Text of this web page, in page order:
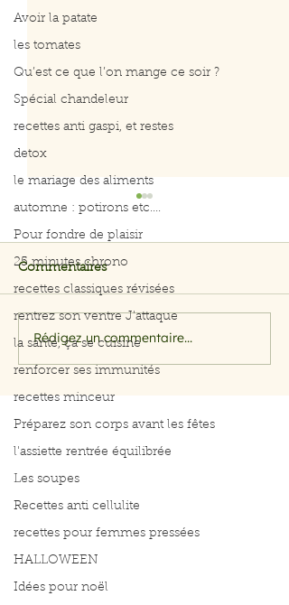
Avoir la patate
les tomates
Qu’est ce que l’on mange ce soir ?
Spécial chandeleur
recettes anti gaspi, et restes
detox
le mariage des aliments
automne : potirons etc....
Pour fondre de plaisir
25 minutes chrono
recettes classiques révisées
rentrez son ventre J'attaque
la santé, ça se cuisine
renforcer ses immunités
recettes minceur
Préparez son corps avant les fêtes
l'assiette rentrée équilibrée
Les soupes
Recettes anti cellulite
recettes pour femmes pressées
HALLOWEEN
Idées pour noël
Filet de saumon aux
herbes et citron
Commentaires
Rédigez un commentaire...